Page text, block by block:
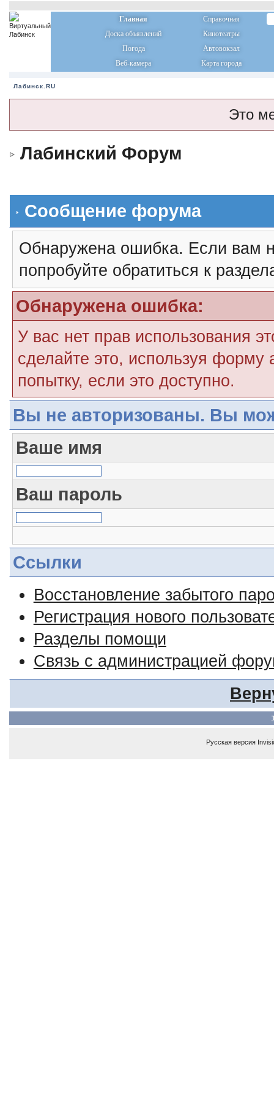
Главная
Справочная
Доска объявлений
Кинотеатры
Погода
Автовокзал
Веб-камера
Карта города
Лабинск.RU
Это
Лабинский Форум
Сообщение форума
Обнаружена ошибка. Если вам
попробуйте обратиться к
Обнаружена ошибка:
У вас нет прав использования
сделайте это, используя форму
попытку, если это доступно.
Вы не авторизованы. Вы
Ваше имя
Ваш пароль
Ссылки
Восстановление забытого
Регистрация нового
Разделы помощи
Связь с администрацией
Русская версия